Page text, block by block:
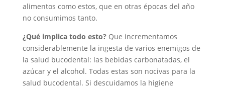
alimentos como estos, que en otras épocas del año
no consumimos tanto.
¿Qué implica todo esto?Que incrementamos
considerablemente la ingesta de varios enemigos de
la salud bucodental: las bebidas carbonatadas, el
azúcar y el alcohol. Todas estas son nocivas para la
salud bucodental. Si descuidamos la higiene